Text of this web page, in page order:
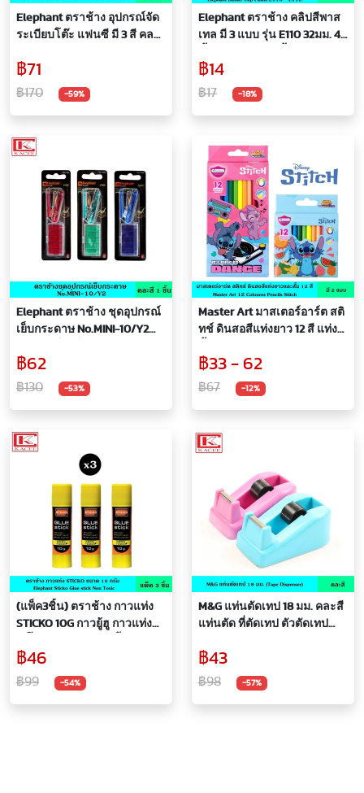
Elephant ตราช้าง อุปกรณ์จัด
ระเบียบโต๊ะ แฟนซี มี 3 สี คละ
กล่องอเนกประสงค์ กล่องใส่
ปากกา
฿71
฿170 -59%
Elephant ตราช้าง คลิปสีพาส
เทล มี 3 แบบ รุ่น E110 32มม. 4
10 ชิ้น คลิปหนีบกระดาษ ไม่
เป็นสนิม หน้าเหล็กกว้าง
฿14
฿17 -18%
Elephant ตราช้าง ชุดอุปกรณ์
เย็บกระดาษ No.MINI-10/Y2
บรรจุเครื่องเย็บกระดาษ และ
ลวดเย็บกระดาษ แบบแพ็ค
฿62
฿130 -53%
Master Art มาสเตอร์อาร์ต สติ
ทช์ ดินสอสีแท่งยาว 12 สี แท่ง
ลิขสิทธิ์แท้ ระบายนุ่มลื่น เฉดสี
ดินสอ ดินสอสี สีไม้
฿33 - 62
฿67 -12%
(แพ็ค3ชิ้น) ตราช้าง กาวแท่ง
STICKO 10G กาวยู้ฮู กาวแท่ง
เกาะเป็นก้อนกระดาษ
฿46
฿99 -54%
M&G แท่นตัดเทป 18 มม. คละสี
แท่นตัด ที่ตัดเทป ตัวตัดเทป
Dispenser
฿43
฿98 -57%